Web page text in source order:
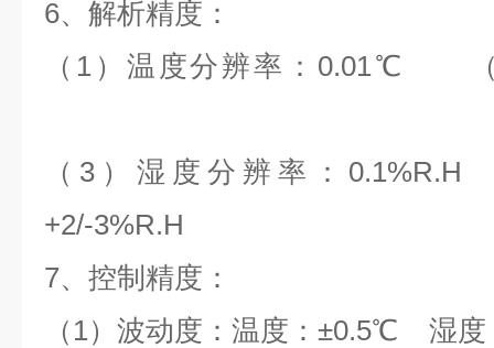
6、解析精度：
（1）温度分辨率：0.01℃
（3）湿度分辨率：
+2/-3%R.H
7、控制精度：
（1）波动度：温度：±0.5℃ 湿度